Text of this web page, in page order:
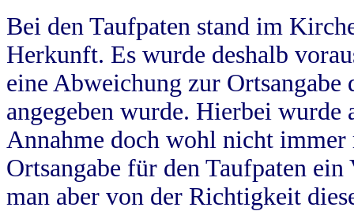
Bei den Taufpaten stand im
Herkunft. Es wurde deshalb
eine Abweichung zur
angegeben wurde. Hierbei wurde
Annahme doch wohl nicht
Ortsangabe für den Taufpaten
man aber von der Richtigkeit